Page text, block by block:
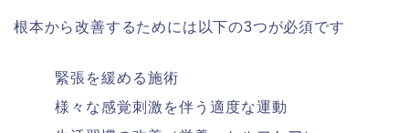
根本から改善するためには以下の3つが必須です
緊張を緩める施術
様々な感覚刺激を伴う適度な運動